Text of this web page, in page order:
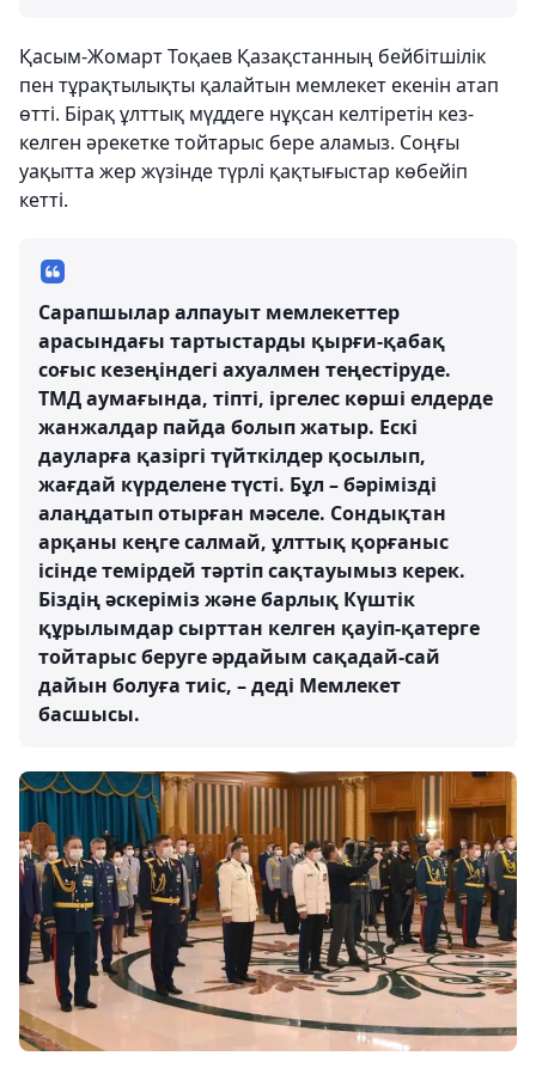
Қасым-Жомарт Тоқаев Қазақстанның бейбітшілік
пен тұрақтылықты қалайтын мемлекет екенін атап
өтті. Бірақ ұлттық мүддеге нұқсан келтіретін кез-
келген әрекетке тойтарыс бере аламыз. Соңғы
уақытта жер жүзінде түрлі қақтығыстар көбейіп
кетті.
Сарапшылар алпауыт мемлекеттер
арасындағы тартыстарды қырғи-қабақ
соғыс кезеңіндегі ахуалмен теңестіруде.
ТМД аумағында, тіпті, іргелес көрші елдерде
жанжалдар пайда болып жатыр. Ескі
дауларға қазіргі түйткілдер қосылып,
жағдай күрделене түсті. Бұл – бәрімізді
алаңдатып отырған мәселе. Сондықтан
арқаны кеңге салмай, ұлттық қорғаныс
ісінде темірдей тәртіп сақтауымыз керек.
Біздің әскеріміз және барлық Күштік
құрылымдар сырттан келген қауіп-қатерге
тойтарыс беруге әрдайым сақадай-сай
дайын болуға тиіс, – деді Мемлекет
басшысы.